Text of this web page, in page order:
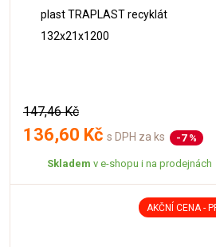
plast TRAPLAST recyklát
132x21x1200
147,46 Kč
136,60 Kč s DPH za ks -7 %
Skladem v e-shopu i na prodejnách
AKČNÍ CENA -